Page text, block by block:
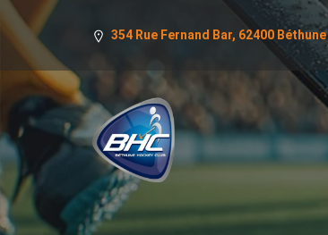
354 Rue Fernand Bar, 62400 Béthune